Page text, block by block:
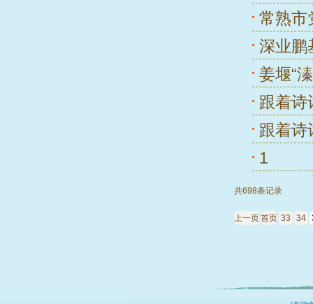
常熟市
深业鹏
姜堰“
跟着诗
跟着诗
1
共698条记录
上一页首页 33 34